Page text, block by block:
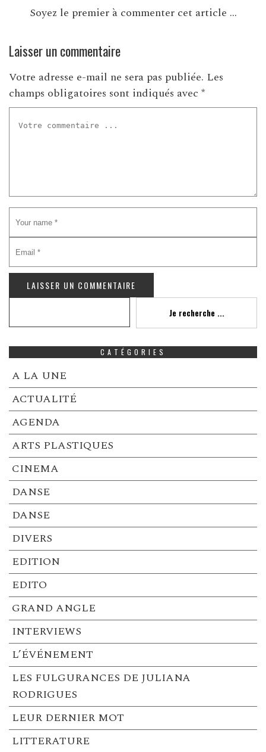
Soyez le premier à commenter cet article ...
Laisser un commentaire
Votre adresse e-mail ne sera pas publiée. Les
champs obligatoires sont indiqués avec *
Je recherche ...
CATÉGORIES
A LA UNE
ACTUALITÉ
AGENDA
ARTS PLASTIQUES
CINEMA
DANSE
DANSE
DIVERS
EDITION
EDITO
GRAND ANGLE
INTERVIEWS
L’ÉVÉNEMENT
LES FULGURANCES DE JULIANA
RODRIGUES
LEUR DERNIER MOT
LITTERATURE